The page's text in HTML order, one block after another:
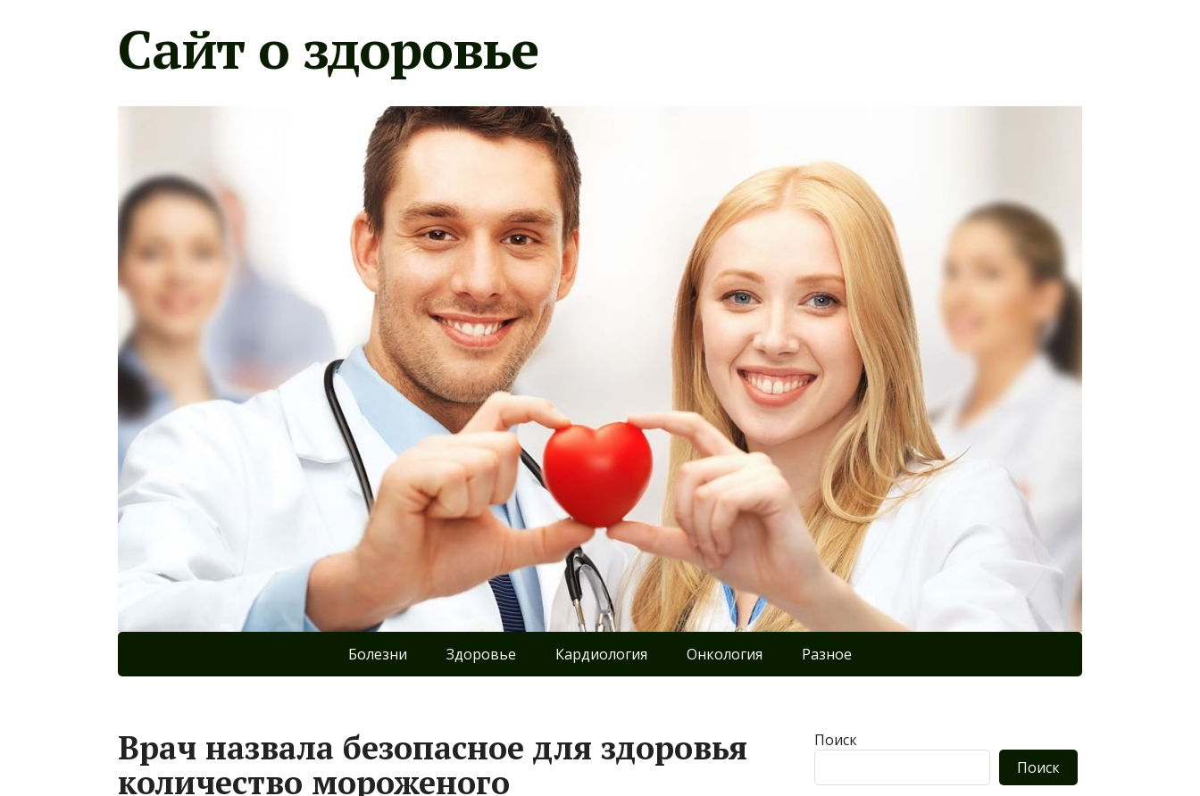
Сайт о здоровье
Болезни Здоровье Кардиология Онкология Разное
Врач назвала безопасное для здоровья
количество мороженого
Поиск
Поиск